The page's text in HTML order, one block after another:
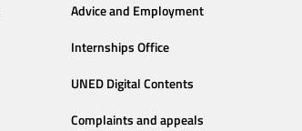
Advice and Employment
Internships Office
UNED Digital Contents
Complaints and appeals